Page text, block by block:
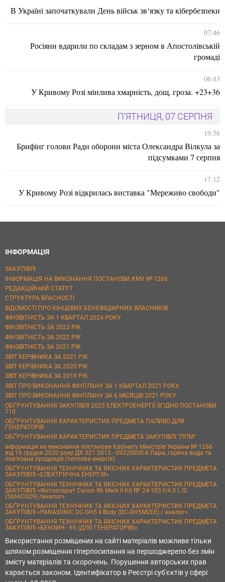
В Україні започаткували День військ зв‘язку та кібербезпеки
07:46
Росіяни вдарили по складам з зерном в Апостолівській
громаді
06:43
У Кривому Розі мінлива хмарність, дощ, гроза. +23+36
П'ЯТНИЦЯ, 07 СЕРПНЯ
19:56
Брифінг голови Ради оборони міста Олександра Вілкула за
підсумками 7 серпня
17:12
У Кривому Розі відкрилась виставка "Мереживо свободи"
ІНФОРМАЦІЯ
ЗАКУПІВЛІ
ІНФОРМАЦІЯ НА ВИКОНАННЯ ПОСТАНОВИ КМУ № 1266
РЕДАКЦІЙНИЙ СТАТУТ
СТРУКТУРА ВЛАСНОСТІ
ВІДОМОСТІ ПРО КІНЦЕВИХ БЕНЕФІЦІАРНИХ ВЛАСНИКІВ
ФІНЗВІТНІСТЬ ЗА 1 КВАРТАЛ 2024 РОКУ
ФІНЗВІТНІСТЬ ЗА 2023 РІК
ФІНЗВІТНІСТЬ ЗА 2022 РІК
ФІНЗВІТНІСТЬ ЗА 2021 РІК
ЗВІТ КЕРІВНИКА ЗА 2021 РІК
ЗВІТ КЕРІВНИКА ЗА 2020 РІК
ЗВІТ КЕРІВНИКА ЗА 2019 РІК
ЗВІТ ПРО ВИКОНАННЯ ФІНПЛАНУ ЗА 1 КВАРТАЛ 2021 РОКУ
ЗВІТ ПРО ВИКОНАННЯ ФІНПЛАНУ ЗА 6 МІСЯЦІВ 2021 РОКУ
ОБҐРУНТУВАННЯ ЗАКУПІВЛІ 2025 ЕЛЕКТРОЕНЕРГІЇ ЗГІДНО ПОСТАНОВИ
710
ОБҐРУНТУВАННЯ ХАРАКТЕРИСТИК ПРЕДМЕТА ПАЛИВО ДЛЯ
ГЕНЕРАТОРІВ
ОБҐРУНТУВАННЯ ХАРАКТЕРИСТИК ПРЕДМЕТА ЗАКУПІВЛІ "ППМ"
Інформація на виконання постанови Кабінету Міністрів України № 1266
від 16 грудня 2020 року ДК 021:2015 - 09320000-8 Пара, гаряча вода та
пов’язана продукція (теплова енергія)
ОБҐРУНТУВАННЯ ТЕХНІЧНИХ ТА ЯКІСНИХ ХАРАКТЕРИСТИК ПРЕДМЕТА
ЗАКУПІВЛІ «ЕЛЕКТРИЧНА ЕНЕРГІЯ»
ОБҐРУНТУВАННЯ ТЕХНІЧНИХ ТА ЯКІСНИХ ХАРАКТЕРИСТИК ПРЕДМЕТА
ЗАКУПІВЛІ «Фотоапарат Canon R6 Mark II Kit RF 24-105 f/4.0 L IS
(5666C029) /аналог»
ОБҐРУНТУВАННЯ ТЕХНІЧНИХ ТА ЯКІСНИХ ХАРАКТЕРИСТИК ПРЕДМЕТА
ЗАКУПІВЛІ «PANASONIC DC-GH5 II Body (DC-GH5M2EE) / аналог»
ОБҐРУНТУВАННЯ ТЕХНІЧНИХ ТА ЯКІСНИХ ХАРАКТЕРИСТИК ПРЕДМЕТА
ЗАКУПІВЛІ «БЕНЗИН - 95 (ДЛЯ ГЕНЕРАТОРІВ)»
Використання розміщених на сайті матеріалів можливе тільки
шляхом розміщення гіперпосилання на першоджерело без змін
змісту матеріалів та скорочень. Порушення авторських прав
карається законом. Ідентифікатор в Реєстрі суб'єктів у сфері